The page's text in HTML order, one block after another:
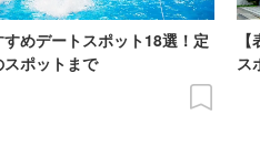
すめデートスポット18選！定
ポットまで
ス